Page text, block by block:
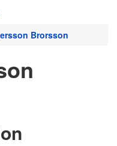
Brorsson